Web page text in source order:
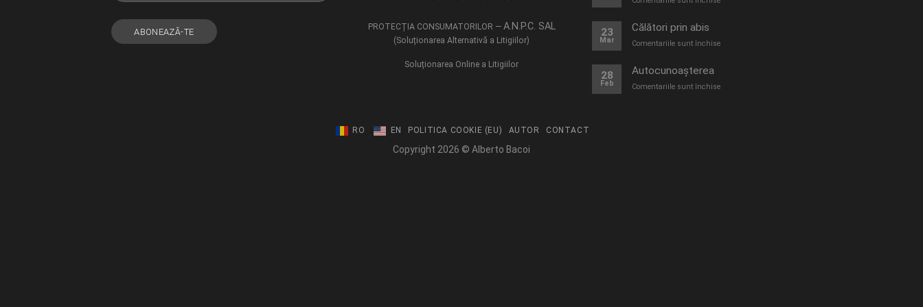
PROTECȚIA CONSUMATORILOR — A.N.P.C. SAL
(Soluționarea Alternativă a Litigiilor)
Soluționarea Online a Litigiilor
vară
23
Mar
Călători prin abis
Comentariile sunt închisepentru
28
Feb
Autocunoașterea
Comentariile sunt închisepentru
RO EN POLITICA COOKIE (EU) AUTOR CONTACT
Copyright 2026 © Alberto Bacoi